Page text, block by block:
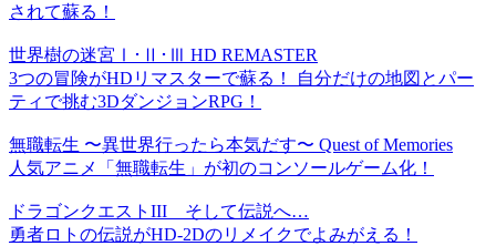
されて蘇る！
世界樹の迷宮Ⅰ･Ⅱ･Ⅲ HD REMASTER
3つの冒険がHDリマスターで蘇る！ 自分だけの地図とパー
ティで挑む3DダンジョンRPG！
無職転生 〜異世界行ったら本気だす〜 Quest of Memories
人気アニメ「無職転生」が初のコンソールゲーム化！
ドラゴンクエストIII そして伝説へ…
勇者ロトの伝説がHD-2Dのリメイクでよみがえる！